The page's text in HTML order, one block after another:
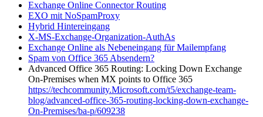
Exchange Online Connector Routing
EXO mit NoSpamProxy
Hybrid Hintereingang
X-MS-Exchange-Organization-AuthAs
Exchange Online als Nebeneingang für Mailempfang
Spam von Office 365 Absendern?
Advanced Office 365 Routing: Locking Down Exchange
On-Premises when MX points to Office 365
https://techcommunity.Microsoft.com/t5/exchange-team-
blog/advanced-office-365-routing-locking-down-exchange-
On-Premises/ba-p/609238